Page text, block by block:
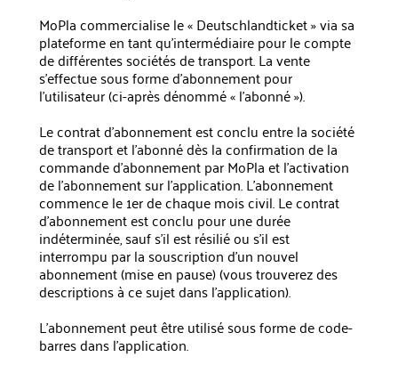
MoPla commercialise le « Deutschlandticket » via sa
plateforme en tant qu’intermédiaire pour le compte
de différentes sociétés de transport. La vente
s’effectue sous forme d’abonnement pour
l’utilisateur (ci-après dénommé « l’abonné »).
Le contrat d’abonnement est conclu entre la société
de transport et l’abonné dès la confirmation de la
commande d’abonnement par MoPla et l’activation
de l’abonnement sur l’application. L'abonnement
commence le 1er de chaque mois civil. Le contrat
d'abonnement est conclu pour une durée
indéterminée, sauf s'il est résilié ou s'il est
interrompu par la souscription d'un nouvel
abonnement (mise en pause) (vous trouverez des
descriptions à ce sujet dans l'application).
L'abonnement peut être utilisé sous forme de code-
barres dans l'application.